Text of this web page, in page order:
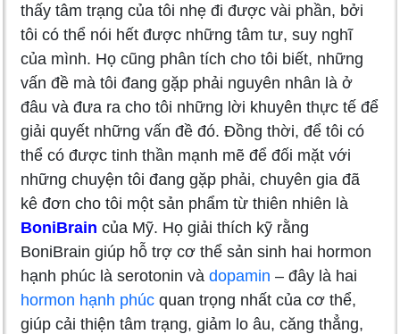
thấy tâm trạng của tôi nhẹ đi được vài phần, bởi
tôi có thể nói hết được những tâm tư, suy nghĩ
của mình. Họ cũng phân tích cho tôi biết, những
vấn đề mà tôi đang gặp phải nguyên nhân là ở
đâu và đưa ra cho tôi những lời khuyên thực tế để
giải quyết những vấn đề đó. Đồng thời, để tôi có
thể có được tinh thần mạnh mẽ để đối mặt với
những chuyện tôi đang gặp phải, chuyên gia đã
kê đơn cho tôi một sản phẩm từ thiên nhiên là
BoniBrain của Mỹ. Họ giải thích kỹ rằng
BoniBrain giúp hỗ trợ cơ thể sản sinh hai hormon
hạnh phúc là serotonin và dopamin – đây là hai
hormon hạnh phúc quan trọng nhất của cơ thể,
giúp cải thiện tâm trạng, giảm lo âu, căng thẳng,